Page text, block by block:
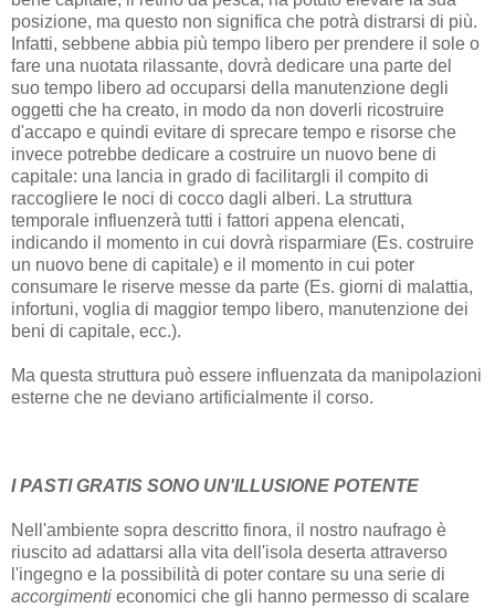
posizione, ma questo non significa che potrà distrarsi di più.
Infatti, sebbene abbia più tempo libero per prendere il sole o
fare una nuotata rilassante, dovrà dedicare una parte del
suo tempo libero ad occuparsi della manutenzione degli
oggetti che ha creato, in modo da non doverli ricostruire
d'accapo e quindi evitare di sprecare tempo e risorse che
invece potrebbe dedicare a costruire un nuovo bene di
capitale: una lancia in grado di facilitargli il compito di
raccogliere le noci di cocco dagli alberi. La struttura
temporale influenzerà tutti i fattori appena elencati,
indicando il momento in cui dovrà risparmiare (Es. costruire
un nuovo bene di capitale) e il momento in cui poter
consumare le riserve messe da parte (Es. giorni di malattia,
infortuni, voglia di maggior tempo libero, manutenzione dei
beni di capitale, ecc.).
Ma questa struttura può essere influenzata da manipolazioni
esterne che ne deviano artificialmente il corso.
I PASTI GRATIS SONO UN'ILLUSIONE POTENTE
Nell'ambiente sopra descritto finora, il nostro naufrago è
riuscito ad adattarsi alla vita dell'isola deserta attraverso
l'ingegno e la possibilità di poter contare su una serie di
accorgimenti economici che gli hanno permesso di scalare